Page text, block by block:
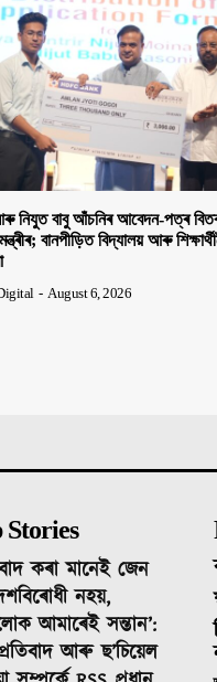
নিযুত বাবু আঁচনিৰ আবেদন-পত্ৰ
বানপীড়িত বিদ্যালয় আৰু
- August 6, 2026
Stories
কৰা মানেই জেন
নহয়,
আমাৰেই সন্তান’:
আৰু ছ’চিয়েল